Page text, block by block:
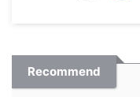
Recommend